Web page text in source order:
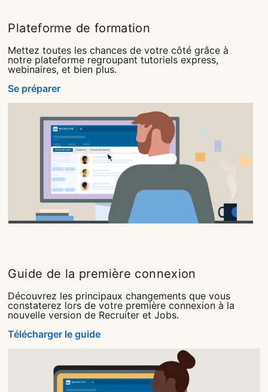
Plateforme de formation
Mettez toutes les chances de votre côté grâce à
notre plateforme regroupant tutoriels express,
webinaires, et bien plus.
Se préparer
Guide de la première connexion
Découvrez les principaux changements que vous
constaterez lors de votre première connexion à la
nouvelle version de Recruiter et Jobs.
Télécharger le guide